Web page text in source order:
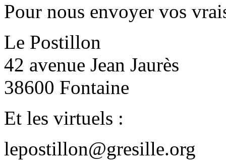
Pour nous envoyer vos
Le Postillon
42 avenue Jean Jaurès
38600 Fontaine
Et les virtuels :
lepostillon@gresille.org